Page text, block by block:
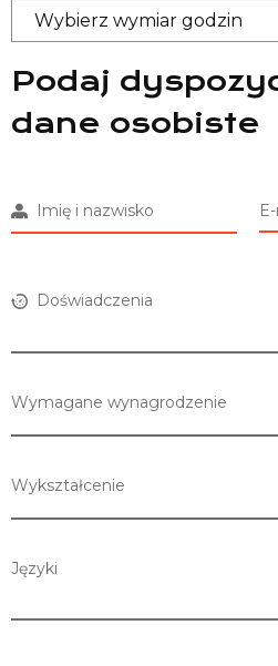
Podaj
dane osobiste
Imię i nazwisko
Doświadczenia
Wymagane wynagrodzenie
Wykształcenie
Języki